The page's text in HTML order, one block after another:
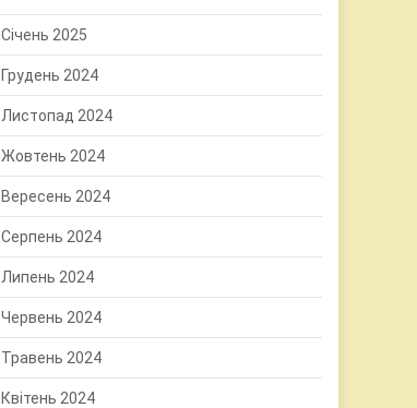
Січень 2025
Грудень 2024
Листопад 2024
Жовтень 2024
Вересень 2024
Серпень 2024
Липень 2024
Червень 2024
Травень 2024
Квітень 2024